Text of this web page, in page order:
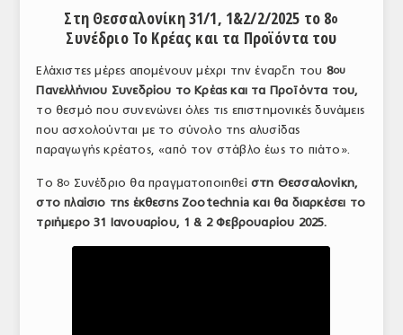
ΑΝΑΛΥΣΕΙΣ
ΠΑΡΑΓΩΓΗ & ΕΜΠΟΡΙΑ
ΣΦΑΓΕΙΑ
ΕΞΟΠΛΙΣΜΟΣ
Στη Θεσσαλονίκη 31/1, 1&2/2/2025 το 8ο
Συνέδριο Το Κρέας και τα Προϊόντα του
Ελάχιστες μέρες απομένουν μέχρι την έναρξη του 8ου
Πανελλήνιου Συνεδρίου το Κρέας και τα Προϊόντα του,
το θεσμό που συνενώνει όλες τις επιστημονικές δυνάμεις
που ασχολούνται με το σύνολο της αλυσίδας
παραγωγής κρέατος, «από τον στάβλο έως το πιάτο».
Το 8ο Συνέδριο θα πραγματοποιηθείστη Θεσσαλονίκη,
στο πλαίσιο της έκθεσης Zootechnia και θα διαρκέσει το
τριήμερο 31 Ιανουαρίου, 1 & 2 Φεβρουαρίου 2025.